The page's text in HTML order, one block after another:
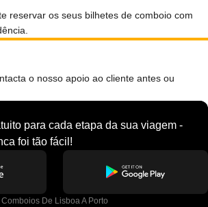
reservar os seus bilhetes de comboio com
o nosso apoio ao cliente antes ou
para cada etapa da sua viagem -
foi tão fácil!
Comboios De Lisboa A Porto